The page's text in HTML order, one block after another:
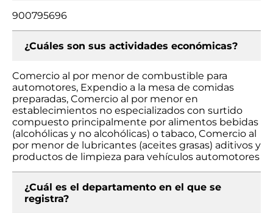
900795696
¿Cuáles son sus actividades económicas?
Comercio al por menor de combustible para
automotores, Expendio a la mesa de comidas
preparadas, Comercio al por menor en
establecimientos no especializados con surtido
compuesto principalmente por alimentos bebidas
(alcohólicas y no alcohólicas) o tabaco, Comercio al
por menor de lubricantes (aceites grasas) aditivos y
productos de limpieza para vehículos automotores
¿Cuál es el departamento en el que se
registra?